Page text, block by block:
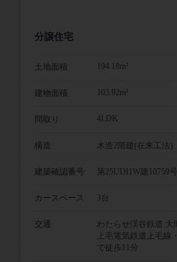
分譲住宅
土地面積 194.18m²
建物面積 103.92m²
間取り 4LDK
構造 木造2階建(在来工法)
建築確認番号 第25UDI1W建10759号
カースペース 3台
交通
わたらせ渓谷鉄道 大
上毛電気鉄道上毛線
で徒歩11分